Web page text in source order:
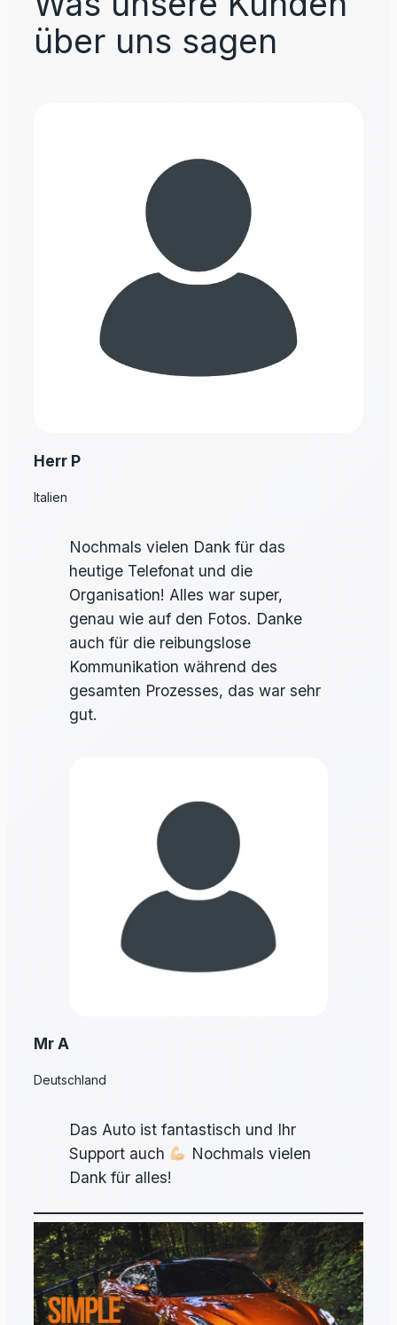
über uns sagen
Herr P
Italien
Nochmals vielen Dank für das
heutige Telefonat und die
Organisation! Alles war super,
genau wie auf den Fotos. Danke
auch für die reibungslose
Kommunikation während des
gesamten Prozesses, das war sehr
gut.
Mr A
Deutschland
Das Auto ist fantastisch und Ihr
Support auch
Nochmals vielen
Dank für alles!